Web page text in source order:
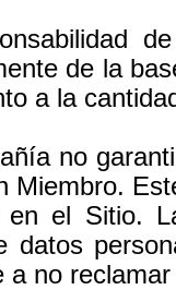
de la
a la
no
Miembro.
en el Sitio.
datos
a no